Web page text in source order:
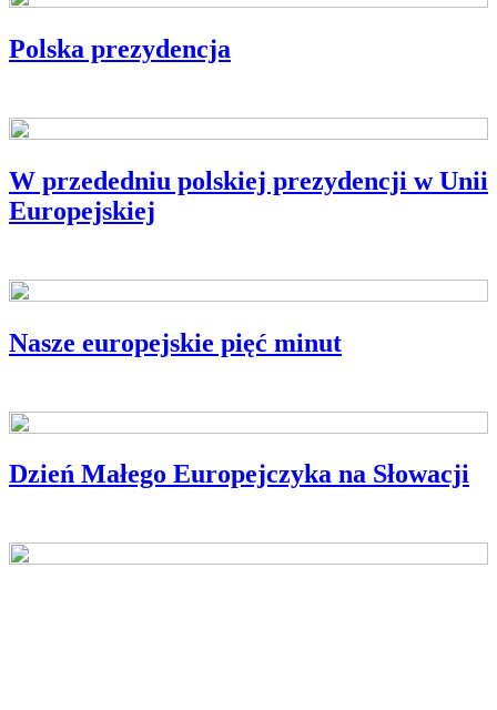
Polska prezydencja
W przededniu polskiej prezydencji w Unii
Europejskiej
Nasze europejskie pięć minut
Dzień Małego Europejczyka na Słowacji